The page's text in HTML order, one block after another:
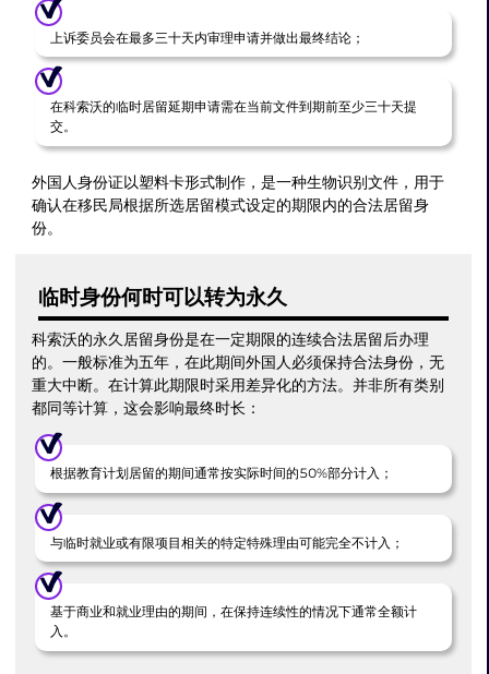
上诉委员会在最多三十天内审理申请并做出最终结论；
在科索沃的临时居留延期申请需在当前文件到期前至少三十天提
交。
外国人身份证以塑料卡形式制作，是一种生物识别文件，用于
确认在移民局根据所选居留模式设定的期限内的合法居留身
份。
临时身份何时可以转为永久
科索沃的永久居留身份是在一定期限的连续合法居留后办理
的。一般标准为五年，在此期间外国人必须保持合法身份，无
重大中断。在计算此期限时采用差异化的方法。并非所有类别
都同等计算，这会影响最终时长：
根据教育计划居留的期间通常按实际时间的50%部分计入；
与临时就业或有限项目相关的特定特殊理由可能完全不计入；
基于商业和就业理由的期间，在保持连续性的情况下通常全额计
入。